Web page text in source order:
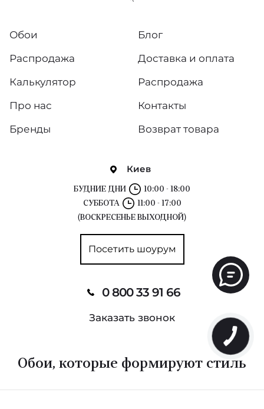
Киев
БУДНИЕ ДНИ
10:00 - 18:00
СУББОТА
11:00 - 17:00
(ВОСКРЕСЕНЬЕ ВЫХОДНОЙ)
Посетить шоурум
0 800 33 91 66
Заказать звонок
Обои
Распродажа
Калькулятор
Про нас
Бренды
Блог
Доставка и оплата
Распродажа
Контакты
Возврат товара
Обои, которые формируют стиль